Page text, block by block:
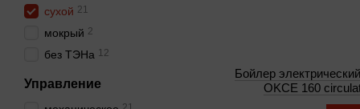
Бойлер
OKCE 160
сухой 21
мокрый 2
без ТЭНа 12
Управление